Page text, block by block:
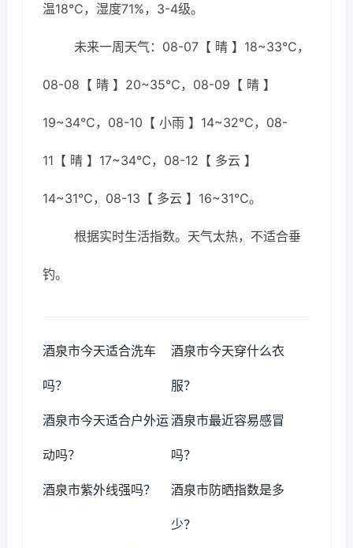
温18℃，湿度71%，3-4级。
未来一周天气：08-07【 晴 】18~33℃，
08-08【 晴 】20~35℃，08-09【 晴 】
19~34℃，08-10【 小雨 】14~32℃，08-
11【 晴 】17~34℃，08-12【 多云 】
14~31℃，08-13【 多云 】16~31℃。
根据实时生活指数。天气太热，不适合垂
钓。
酒泉市今天适合洗车
吗？
酒泉市今天穿什么衣
服？
酒泉市今天适合户外运
动吗？
酒泉市最近容易感冒
吗？
酒泉市紫外线强吗？ 酒泉市防晒指数是多
少？